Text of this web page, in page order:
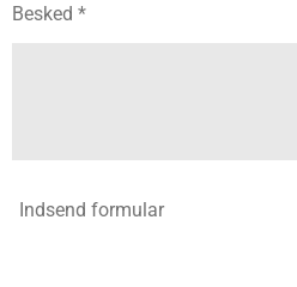
Besked *
Indsend formular